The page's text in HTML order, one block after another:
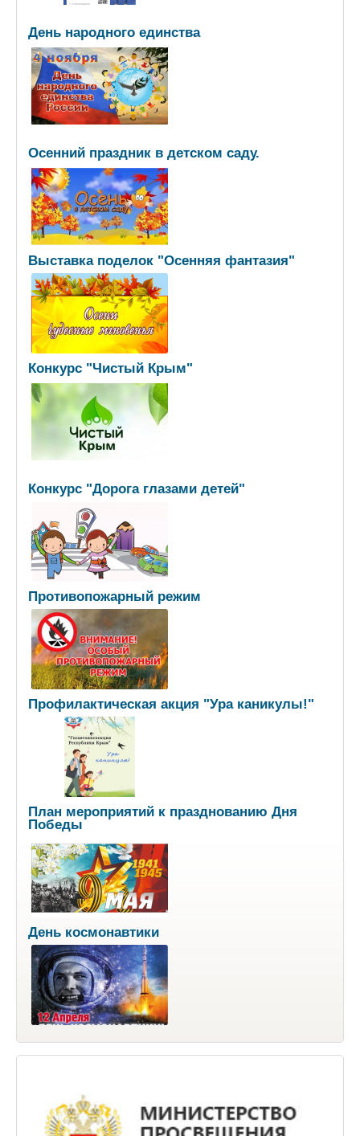
День народного единства
Осенний праздник в детском саду.
Выставка поделок "Осенняя фантазия"
Конкурс "Чистый Крым"
Конкурс "Дорога глазами детей"
Противопожарный режим
Профилактическая акция "Ура каникулы!"
План мероприятий к празднованию Дня
Победы
День космонавтики